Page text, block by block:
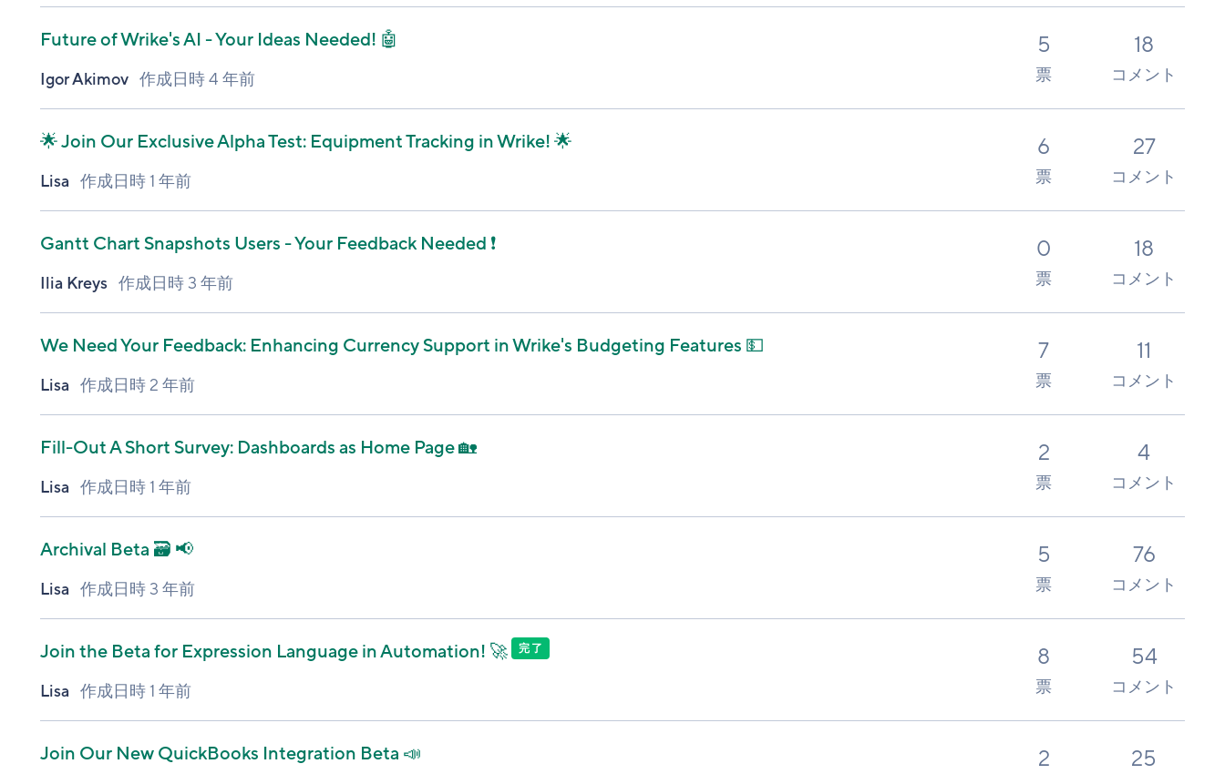
Future of Wrike's AI - Your Ideas Needed! 🤖
Igor Akimov 作成日時4 年前
5
票
18
コメント
🌟 Join Our Exclusive Alpha Test: Equipment Tracking in Wrike! 🌟
Lisa 作成日時1 年前
6
票
27
コメント
Gantt Chart Snapshots Users - Your Feedback Needed ❗️
Ilia Kreys 作成日時 3 年前
0
票
18
コメント
We Need Your Feedback: Enhancing Currency Support in Wrike's Budgeting Features 💵
Lisa 作成日時2 年前
7
票
11
コメント
Fill-Out A Short Survey: Dashboards as Home Page 🏡
Lisa 作成日時1 年前
2
票
4
コメント
Archival Beta 🗃️ 📢
Lisa 作成日時 3 年前
5
票
76
コメント
Join the Beta for Expression Language in Automation! 🚀 完了
Lisa 作成日時1 年前
8
票
54
コメント
Join Our New QuickBooks Integration Beta 📣 2 25